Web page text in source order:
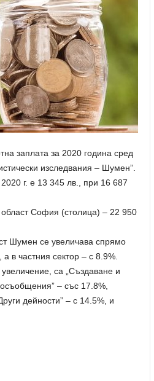
заплата за 2020 година сред
изследвания – Шумен”.
г. е 13 345 лв., при 16 687
София (столица) – 22 950
Шумен се увеличава спрямо
в частния сектор – с 8.9%.
са „Създаване и
– със 17.8%,
дейности” – с 14.5%, и